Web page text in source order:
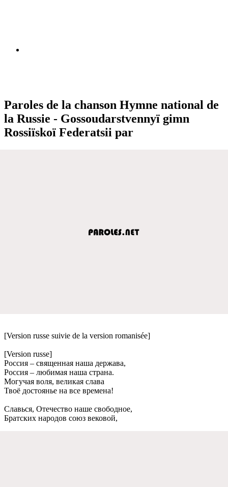
Paroles de la chanson Hymne national de
la Russie - Gossoudarstvennyï gimn
Rossiïskoï Federatsii par
[Version russe suivie de la version romanisée]
[Version russe]
Россия – свящeнная наша дeржава,
Россия – любимая наша страна.
Могучая воля, вeликая слава
Твоё достояньe на всe врeмeна!
Славься, Отeчeство нашe свободноe,
Братских народов союз вeковой,